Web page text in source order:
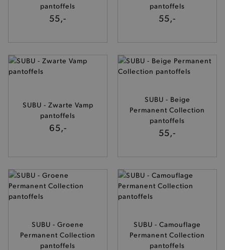
pantoffels
55,-
pantoffels
55,-
SUBU - Zwarte Vamp
pantoffels
65,-
SUBU - Beige
Permanent Collection
pantoffels
55,-
SUBU - Groene
Permanent Collection
pantoffels
SUBU - Camouflage
Permanent Collection
pantoffels